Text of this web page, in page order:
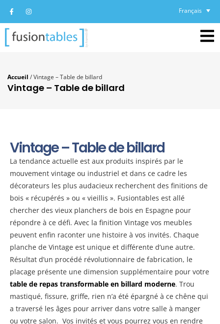
Français
Accueil /Vintage – Table de billard
Vintage – Table de billard
Vintage – Table de billard
La tendance actuelle est aux produits inspirés par le
mouvement vintage ou industriel et dans ce cadre les
décorateurs les plus audacieux recherchent des finitions de
bois « récupérés » ou « vieillis ». Fusiontables est allé
chercher des vieux planchers de bois en Espagne pour
répondre à ce défi. Avec la finition Vintage vos meubles
peuvent enfin raconter une histoire à vos invités. Chaque
planche de Vintage est unique et différente d’une autre.
Résultat d’un procédé révolutionnaire de fabrication, le
placage présente une dimension supplémentaire pour votre
table de repas transformable en billard moderne. Trou
mastiqué, fissure, griffe, rien n’a été épargné à ce chêne qui
a traversé les âges pour arriver dans votre salle à manger
ou votre salon. Vos invités et vous pourrez vous en rendre